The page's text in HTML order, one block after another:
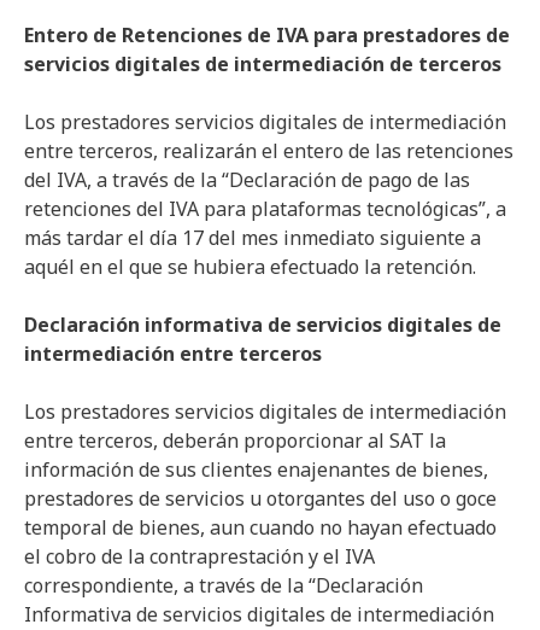
Entero de Retenciones de IVA para prestadores de
servicios digitales de intermediación de terceros
Los prestadores servicios digitales de intermediación
entre terceros, realizarán el entero de las retenciones
del IVA, a través de la “Declaración de pago de las
retenciones del IVA para plataformas tecnológicas”, a
más tardar el día 17 del mes inmediato siguiente a
aquél en el que se hubiera efectuado la retención.
Declaración informativa de servicios digitales de
intermediación entre terceros
Los prestadores servicios digitales de intermediación
entre terceros, deberán proporcionar al SAT la
información de sus clientes enajenantes de bienes,
prestadores de servicios u otorgantes del uso o goce
temporal de bienes, aun cuando no hayan efectuado
el cobro de la contraprestación y el IVA
correspondiente, a través de la “Declaración
Informativa de servicios digitales de intermediación